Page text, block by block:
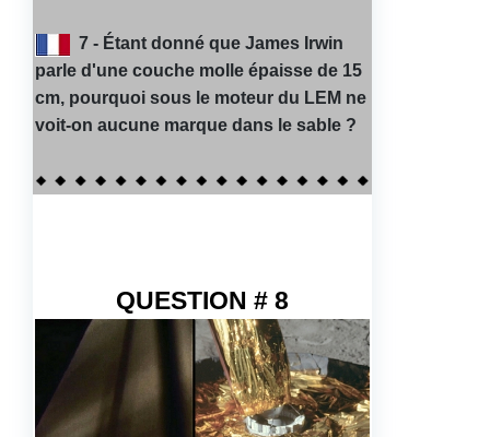
7 - Étant donné que James Irwin
parle d'une couche molle épaisse de 15
cm, pourquoi sous le moteur du LEM ne
voit-on aucune marque dans le sable ?
QUESTION # 8